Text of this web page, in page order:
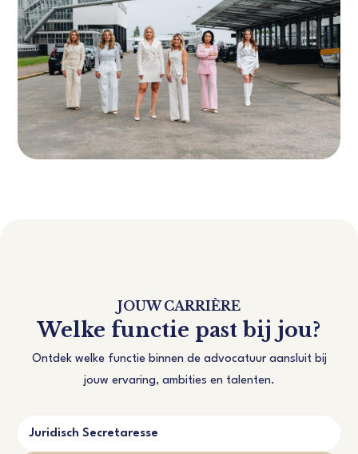
JOUW CARRIÈRE
Welke functie past bij jou?
Ontdek welke functie binnen de advocatuur aansluit bij
jouw ervaring, ambities en talenten.
Juridisch Secretaresse